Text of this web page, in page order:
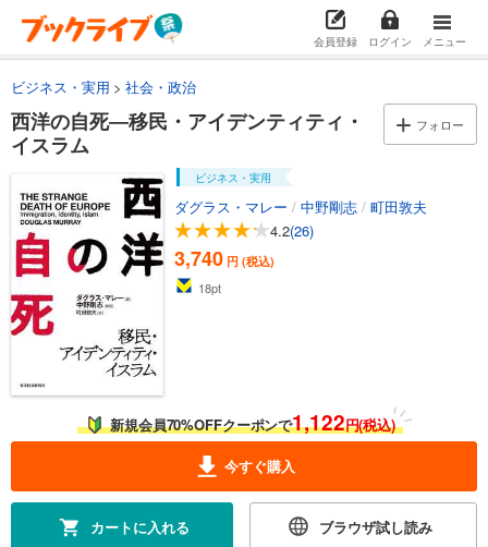
会員登録 ログイン メニュー
ビジネス・実用 社会・政治
西洋の自死―移民・アイデンティティ・
イスラム
フォロー
ビジネス・実用
ダグラス・マレー / 中野剛志 / 町田敦夫
4.2(26)
3,740 円 (税込)
18pt
新規会員70%OFFクーポンで1,122円(税込)
今すぐ購入
カートに入れる ブラウザ試し読み